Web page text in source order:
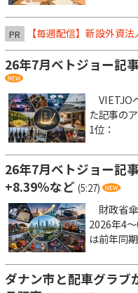
PR 【毎週配信】新設外資
26年7月ベトジョー記
VIETJO
た記事の
1位：
26年7月ベトジョー記
+8.39％など (5:27)
財政省傘
2026年4
は前年同
ダナン市と配車グラブ